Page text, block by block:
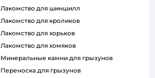
лакомство для шиншилл
лакомство для кроликов
лакомство для хорьков
лакомство для хомяков
минеральные камни для грызунов
переноска для грызунов